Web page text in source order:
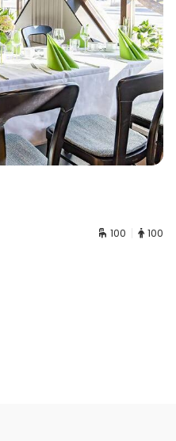
100 100